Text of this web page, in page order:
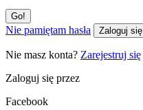
Nie pamiętam hasła Zaloguj się
Nie masz konta? Zarejestruj się
Zaloguj się przez
Facebook